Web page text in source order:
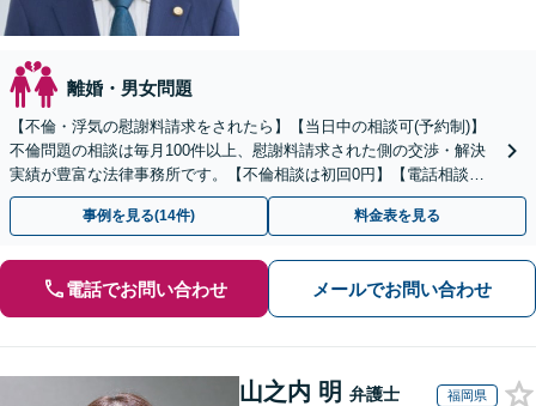
離婚・男女問題
【不倫・浮気の慰謝料請求をされたら】【当日中の相談可(予約制)】
不倫問題の相談は毎月100件以上、慰謝料請求された側の交渉・解決
実績が豊富な法律事務所です。【不倫相談は初回0円】【電話相談で
ご契約まで対応可/来所不要】
事例を見る(14件) 料金表を見る
電話でお問い合わせ メールでお問い合わせ
山之内 明 弁護士 福岡県